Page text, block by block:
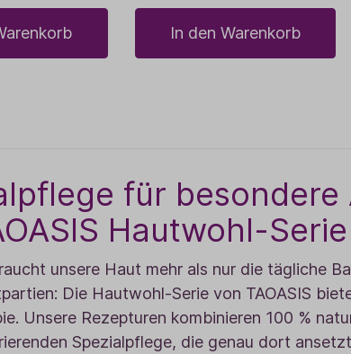
In den Warenkorb
für besondere
Hautwohl-Serie
unsere Haut mehr als nur die tägliche
Die Hautwohl-Serie von TAOASIS
Unsere Rezepturen kombinieren 100 %
Spezialpflege, die genau dort